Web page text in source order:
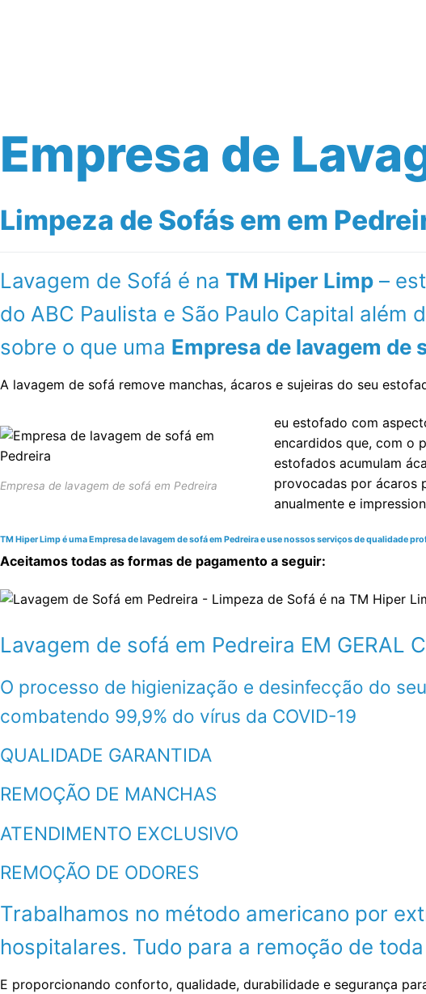
Empresa de
Limpeza de Sofás em em
Lavagem de Sofá é na TM Hiper Limp –
do ABC Paulista e São Paulo Capital
sobre o que uma Empresa de lavagem de
A lavagem de sofá remove manchas, ácaros e sujeiras do seu
Empresa de lavagem de sofá em Pedreira
eu estofado com
encardidos que, com o
estofados acumulam
provocadas por ácaros
anualmente e
TM Hiper Limp é uma Empresa de lavagem de sofá em Pedreira e use nossos serviços de qualidade
Aceitamos todas as formas de pagamento a seguir:
Lavagem de sofá em Pedreira EM GERAL
O processo de higienização e desinfecção do
combatendo 99,9% do vírus da COVID-19
QUALIDADE GARANTIDA
REMOÇÃO DE MANCHAS
ATENDIMENTO EXCLUSIVO
REMOÇÃO DE ODORES
Trabalhamos no método americano por
hospitalares. Tudo para a remoção de
E proporcionando conforto, qualidade, durabilidade e segurança